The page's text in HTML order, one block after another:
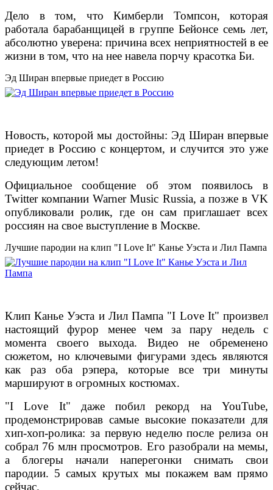
Дело в том, что Кимберли Томпсон, которая
работала барабанщицей в группе Бейонсе семь лет,
абсолютно уверена: причина всех неприятностей в ее
жизни в том, что на нее навела порчу красотка Би.
Эд Ширан впервые приедет в Россию
Новость, которой мы достойны: Эд Ширан впервые
приедет в Россию с концертом, и случится это уже
следующим летом!
Официальное сообщение об этом появилось в
Twitter компании Warner Music Russia, а позже в VK
опубликовали ролик, где он сам приглашает всех
россиян на свое выступление в Москве.
Лучшие пародии на клип "I Love It" Канье Уэста и Лил Пампа
Клип Канье Уэста и Лил Пампа "I Love It" произвел
настоящий фурор менее чем за пару недель с
момента своего выхода. Видео не обременено
сюжетом, но ключевыми фигурами здесь являются
как раз оба рэпера, которые все три минуты
маршируют в огромных костюмах.
"I Love It" даже побил рекорд на YouTube,
продемонстрировав самые высокие показатели для
хип-хоп-ролика: за первую неделю после релиза он
собрал 76 млн просмотров. Его разобрали на мемы,
а блогеры начали наперегонки снимать свои
пародии. 5 самых крутых мы покажем вам прямо
сейчас.